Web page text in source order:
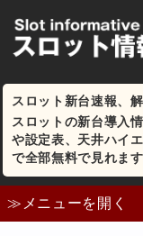
スロット新台速報、
スロットの新台導入
や設定表、天井ハイ
で全部無料で見れます
≫メニューを開く